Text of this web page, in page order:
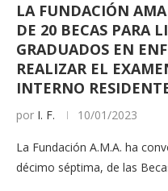
LA FUNDACIÓN
DE 20 BECAS PARA
GRADUADOS EN
REALIZAR EL
INTERNO
por I. F. 10/01/2023
La Fundación A.M.A. ha
décimo séptima, de las